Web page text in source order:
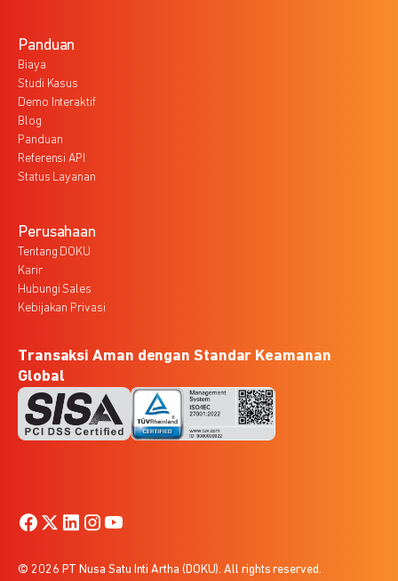
Panduan
Biaya
Studi Kasus
Demo Interaktif
Blog
Panduan
Referensi API
Status Layanan
Perusahaan
Tentang DOKU
Karir
Hubungi Sales
Kebijakan Privasi
Transaksi Aman dengan Standar Keamanan
Global
© 2026 PT Nusa Satu Inti Artha (DOKU). All rights reserved.